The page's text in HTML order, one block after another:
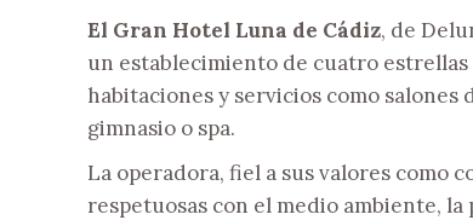
El Gran Hotel Luna de Cádiz, de
un establecimiento de cuatro estrellas
habitaciones y servicios como
gimnasio o spa.
La operadora, fiel a sus valores como
respetuosas con el medio ambiente,